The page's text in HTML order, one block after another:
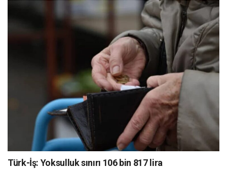
Türk-İş: Yoksulluk sınırı 106 bin 817 lira